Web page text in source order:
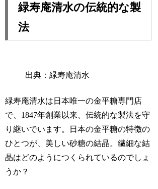
緑寿庵清水の伝統的な製
法
出典：緑寿庵清水
緑寿庵清水は日本唯一の金平糖専門店
で、1847年創業以来、伝統的な製法を守
り継いでいます。日本の金平糖の特徴の
ひとつが、美しい砂糖の結晶。繊細な結
晶はどのようにつくられているのでしょ
うか？